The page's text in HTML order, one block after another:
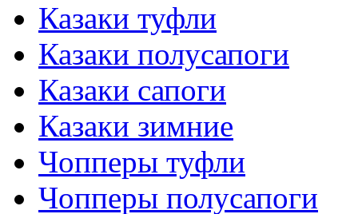
Казаки туфли
Казаки полусапоги
Казаки сапоги
Казаки зимние
Чопперы туфли
Чопперы полусапоги